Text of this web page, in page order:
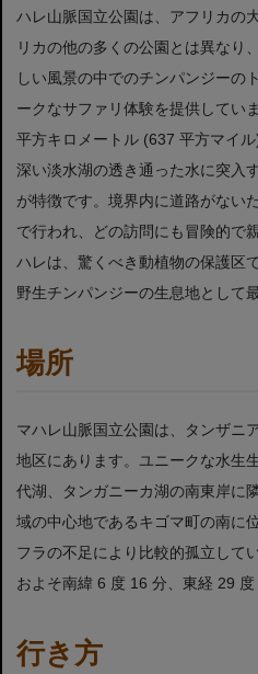
ハレ山脈国立公園は、アフリカの
リカの他の多くの公園とは異なり
しい風景の中でのチンパンジーの
ークなサファリ体験を提供してい
平方キロメートル (637 平方マイ
深い淡水湖の透き通った水に突入
が特徴です。境界内に道路がない
で行われ、どの訪問にも冒険的で
ハレは、驚くべき動植物の保護区
野生チンパンジーの生息地として
場所
マハレ山脈国立公園は、タンザニ
地区にあります。ユニークな水生
代湖、タンガニーカ湖の南東岸に
域の中心地であるキゴマ町の南に
フラの不足により比較的孤立して
およそ南緯 6 度 16 分、東経 29 度
行き方